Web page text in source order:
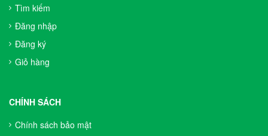
Tìm kiếm
Đăng nhập
Đăng ký
Giỏ hàng
CHÍNH SÁCH
Chính sách bảo mật